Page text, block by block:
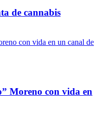
de cannabis
Moreno con vida en